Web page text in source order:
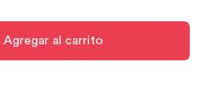
Agregar al carrito